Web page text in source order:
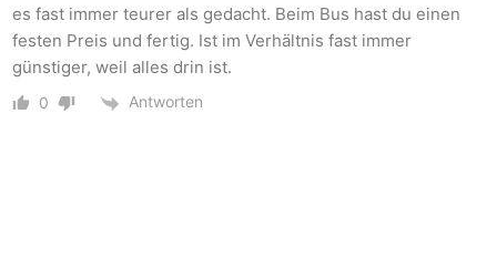
es fast immer teurer als gedacht. Beim Bus hast du einen
festen Preis und fertig. Ist im Verhältnis fast immer
günstiger, weil alles drin ist.
0 Antworten